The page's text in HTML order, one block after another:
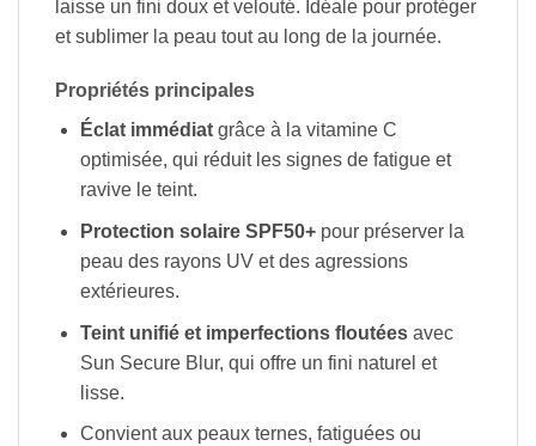
laisse un fini doux et velouté. Idéale pour protéger
et sublimer la peau tout au long de la journée.
Propriétés principales
Éclat immédiatgrâce à la vitamine C
optimisée, qui réduit les signes de fatigue et
ravive le teint.
Protection solaire SPF50+pour préserver la
peau des rayons UV et des agressions
extérieures.
Teint unifié et imperfections floutéesavec
Sun Secure Blur, qui offre un fini naturel et
lisse.
Convient aux peaux ternes, fatiguées ou